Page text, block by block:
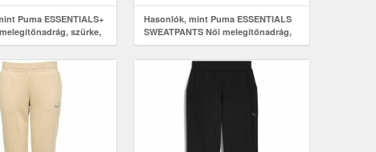
Puma ESSENTIALS+
szürke,
Hasonlók, mint Puma ESSENTIALS
SWEATPANTS Női melegítőnadrág,
szürke, méret